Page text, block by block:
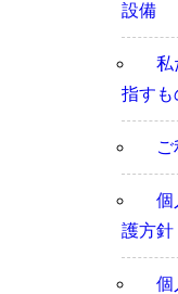
設備
私
指すも
ご
個
護方針
個